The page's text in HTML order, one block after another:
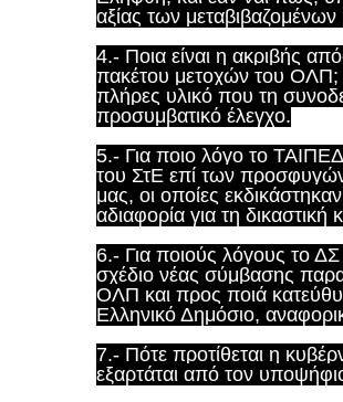
αξίας των
4.- Ποια είναι η ακριβής
πακέτου μετοχών του ΟΛΠ;
πλήρες υλικό που τη
προσυμβατικό έλεγχο.
5.- Για ποιο λόγο το
του ΣτΕ επί των
μας, οι οποίες
αδιαφορία για τη
6.- Για ποιούς λόγους το
σχέδιο νέας σύμβασης
ΟΛΠ και προς ποιά
Ελληνικό Δημόσιο,
7.- Πότε προτίθεται η
εξαρτάται από τον